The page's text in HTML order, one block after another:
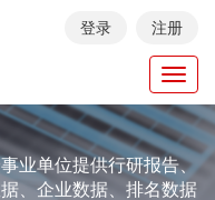
登录 注册
业单位提供行研报告、
、企业数据、排名数据